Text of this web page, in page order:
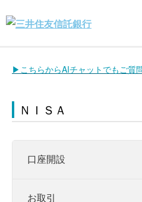
▶こちらからAIチャットでもご質
ＮＩＳＡ
口座開設
お取引